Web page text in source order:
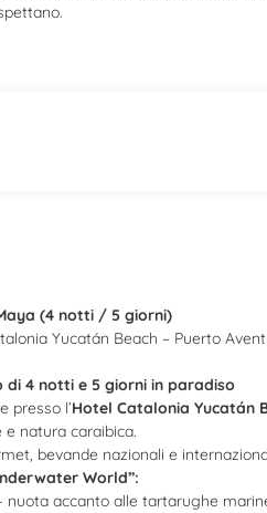
(4 notti / 5 giorni)
Yucatán Beach – Puerto
di 4 notti e 5 giorni in paradiso
presso l’Hotel Catalonia Yucatán
natura caraibica.
bevande nazionali e
World”:
accanto alle tartarughe